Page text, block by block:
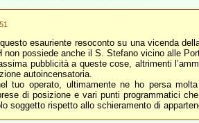
esauriente resoconto su una vicenda
non possiede anche il S. Stefano vicino alle
pubblicità a queste cose, altrimenti
autoincensatoria.
tuo operato, ultimamente ne ho persa
di posizione e vari punti programmatici
soggetto rispetto allo schieramento di